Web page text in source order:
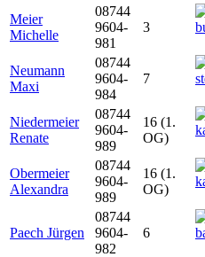
Meier
Michelle
08744
9604-
981
3
Neumann
Maxi
08744
9604-
984
7
Niedermeier
Renate
08744
9604-
989
16 (1.
OG)
Obermeier
Alexandra
08744
9604-
989
16 (1.
OG)
Paech Jürgen
08744
9604-
982
6